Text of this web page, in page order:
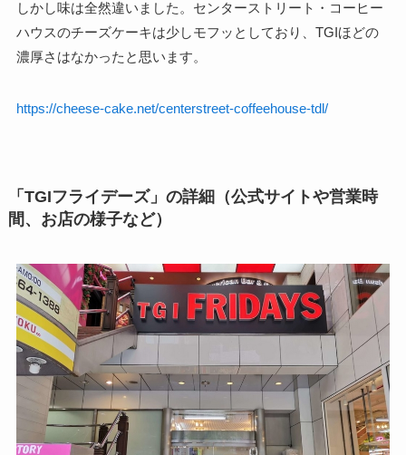
しかし味は全然違いました。センターストリート・コーヒー
ハウスのチーズケーキは少しモフッとしており、TGIほどの
濃厚さはなかったと思います。
https://cheese-cake.net/centerstreet-coffeehouse-tdl/
「TGIフライデーズ」の詳細（公式サイトや営業時
間、お店の様子など）